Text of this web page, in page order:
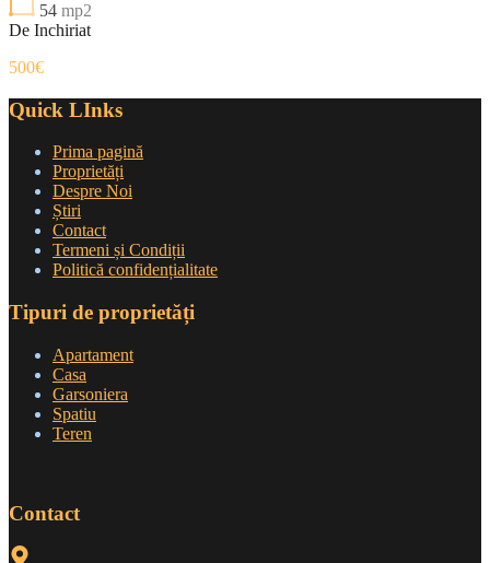
54 mp2
De Inchiriat
500€
Quick LInks
Prima pagină
Proprietăți
Despre Noi
Știri
Contact
Termeni și Condiții
Politică confidențialitate
Tipuri de proprietăți
Apartament
Casa
Garsoniera
Spatiu
Teren
Contact